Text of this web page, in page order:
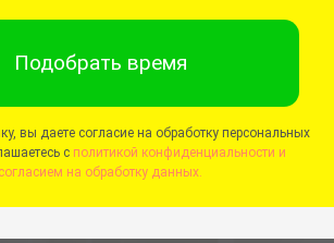
Подобрать время
вы даете согласие на обработку персональных
c политикой конфиденциальности и
согласием на обработку данных.